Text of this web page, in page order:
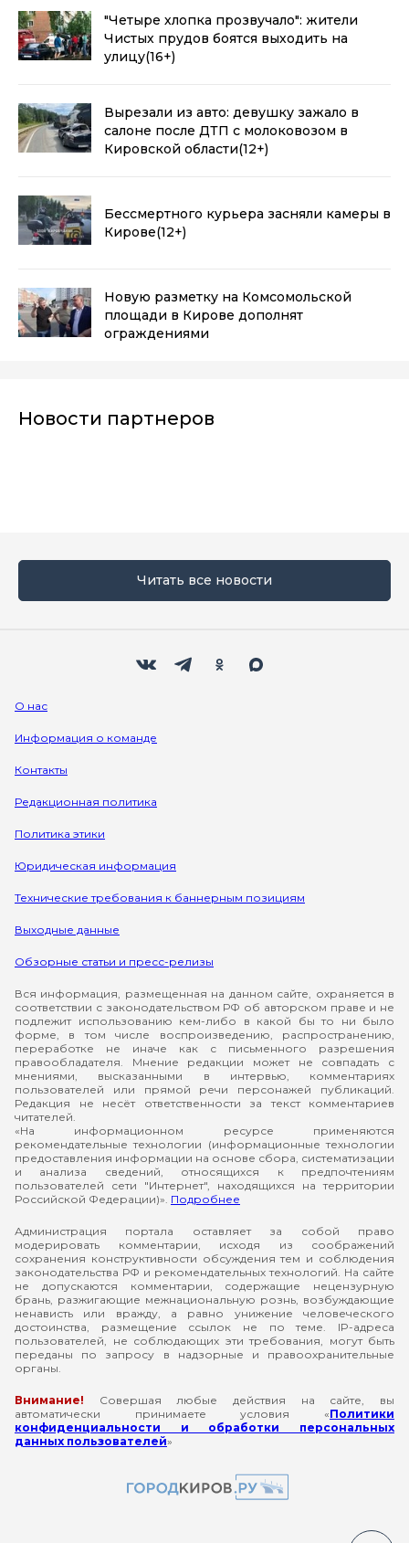
"Четыре хлопка прозвучало": жители
Чистых прудов боятся выходить на
улицу(16+)
Вырезали из авто: девушку зажало в
салоне после ДТП с молоковозом в
Кировской области(12+)
Бессмертного курьера засняли камеры в
Кирове(12+)
Новую разметку на Комсомольской
площади в Кирове дополнят
ограждениями
Новости партнеров
Читать все новости
О нас
Информация о команде
Контакты
Редакционная политика
Политика этики
Юридическая информация
Технические требования к баннерным позициям
Выходные данные
Обзорные статьи и пресс-релизы
Вся информация, размещенная на данном сайте, охраняется в
соответствии с законодательством РФ об авторском праве и не
подлежит использованию кем-либо в какой бы то ни было
форме, в том числе воспроизведению, распространению,
переработке не иначе как с письменного разрешения
правообладателя. Мнение редакции может не совпадать с
мнениями, высказанными в интервью, комментариях
пользователей или прямой речи персонажей публикаций.
Редакция не несёт ответственности за текст комментариев
читателей.
«На информационном ресурсе применяются
рекомендательные технологии (информационные технологии
предоставления информации на основе сбора, систематизации
и анализа сведений, относящихся к предпочтениям
пользователей сети "Интернет", находящихся на территории
Российской Федерации)». Подробнее
Администрация портала оставляет за собой право
модерировать комментарии, исходя из соображений
сохранения конструктивности обсуждения тем и соблюдения
законодательства РФ и рекомендательных технологий. На сайте
не допускаются комментарии, содержащие нецензурную
брань, разжигающие межнациональную рознь, возбуждающие
ненависть или вражду, а равно унижение человеческого
достоинства, размещение ссылок не по теме. IP-адреса
пользователей, не соблюдающих эти требования, могут быть
переданы по запросу в надзорные и правоохранительные
органы.
Внимание! Совершая любые действия на сайте, вы
автоматически принимаете условия «Политики
конфиденциальности и обработки персональных
данных пользователей»